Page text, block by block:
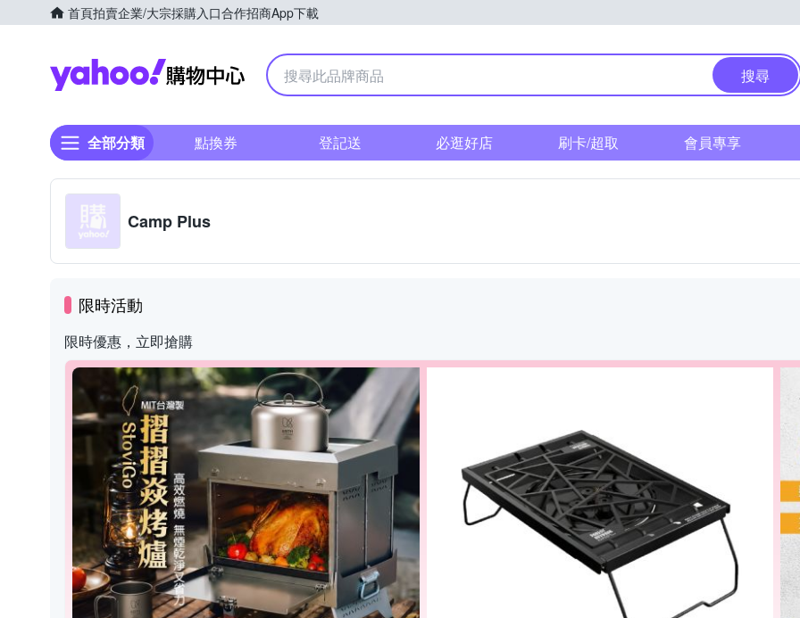
首頁拍賣企業/大宗採購入口合作招商App下載
Yahoo購物中心
搜尋
全部分類 點換券 登記送 必逛好店 刷卡/超取 會員專享
Camp Plus
限時活動
限時優惠，立即搶購